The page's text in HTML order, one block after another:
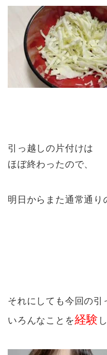
引っ越しの片付けは
ほぼ終わったので、
明日からまた通常通
それにしても今回の引
いろんなことを経験